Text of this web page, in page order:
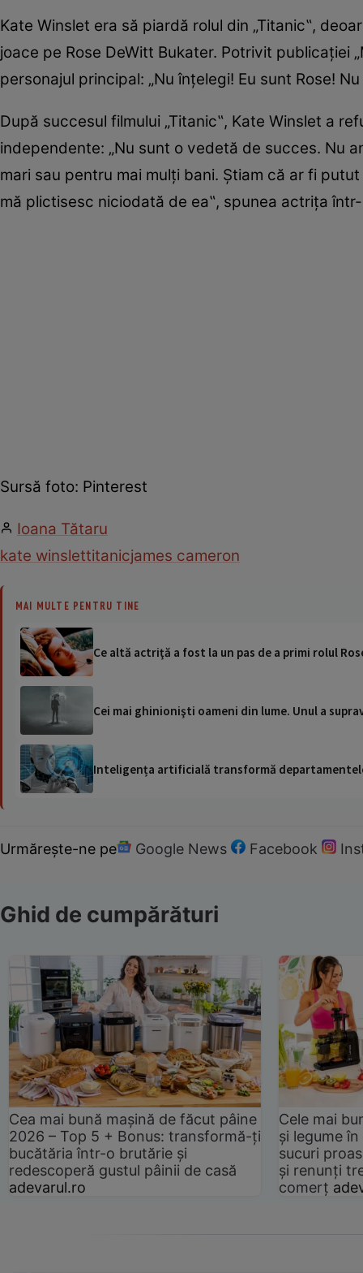
Kate Winslet era să piardă rolul din „Titanic‟,
joace pe Rose DeWitt Bukater. Potrivit publicației
personajul principal: „Nu înțelegi! Eu sunt Rose!
După succesul filmului „Titanic‟, Kate Winslet a
independente: „Nu sunt o vedetă de succes. Nu
mari sau pentru mai mulți bani. Știam că ar fi
mă plictisesc niciodată de ea‟, spunea actrița
Sursă foto: Pinterest
Ioana Tătaru
kate winslettitanicjames cameron
MAI MULTE PENTRU TINE
Ce altă actriţă a fost la un pas de a primi rolul
Cei mai ghinionişti oameni din lume. Unul a
Inteligența artificială transformă
Urmărește-ne pe Google News Facebook
Ghid de cumpărături
Cea mai bună mașină de făcut pâine
2026 – Top 5 + Bonus: transformă-ți
bucătăria într-o brutărie și
redescoperă gustul pâinii de casă
adevarul.ro
Cele mai
și legume
sucuri
și renunți
comerț